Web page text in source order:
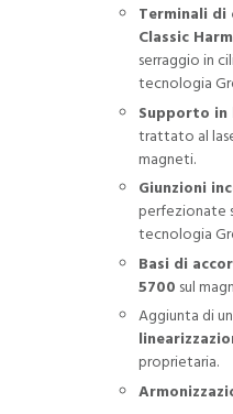
Terminali di
Classic
serraggio in
tecnologia
Supporto in
trattato al
magneti.
Giunzioni
perfezionate
tecnologia
Basi di
5700 sul
Aggiunta di
proprietaria.